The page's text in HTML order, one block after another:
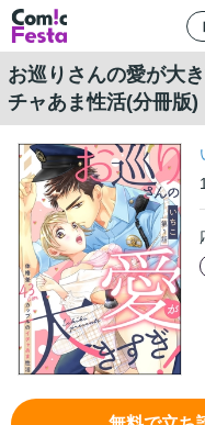
お巡りさんの愛が大
チャあま性活(分冊版)